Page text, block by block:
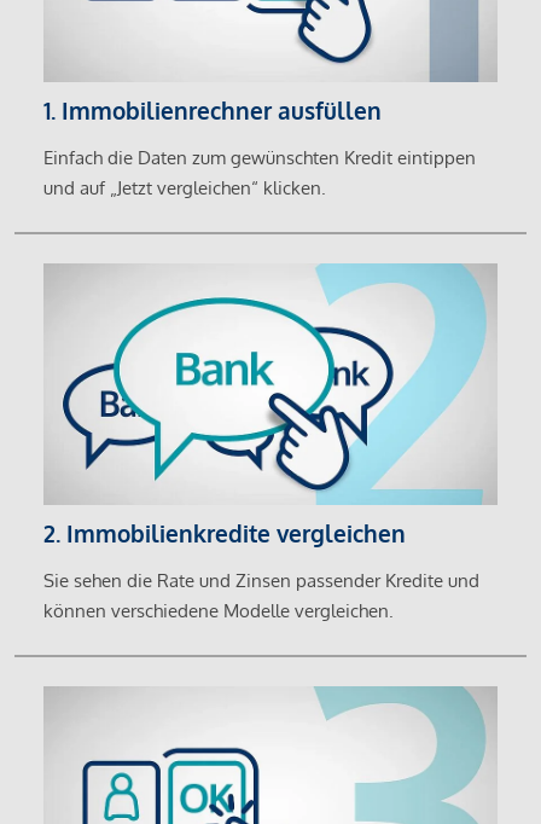
1. Immobilienrechner ausfüllen
Einfach die Daten zum gewünschten Kredit eintippen
und auf „Jetzt vergleichen“ klicken.
2. Immobilienkredite vergleichen
Sie sehen die Rate und Zinsen passender Kredite und
können verschiedene Modelle vergleichen.